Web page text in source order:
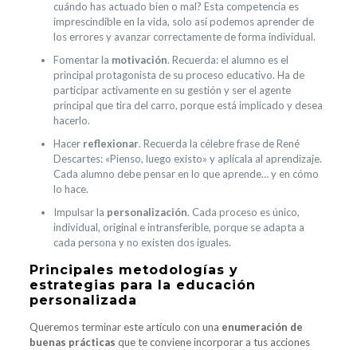
cuándo has actuado bien o mal? Esta competencia es
imprescindible en la vida, solo así podemos aprender de
los errores y avanzar correctamente de forma individual.
Fomentar la motivación. Recuerda: el alumno es el
principal protagonista de su proceso educativo. Ha de
participar activamente en su gestión y ser el agente
principal que tira del carro, porque está implicado y desea
hacerlo.
Hacer reflexionar. Recuerda la célebre frase de René
Descartes: «Pienso, luego existo» y aplícala al aprendizaje.
Cada alumno debe pensar en lo que aprende… y en cómo
lo hace.
Impulsar la personalización. Cada proceso es único,
individual, original e intransferible, porque se adapta a
cada persona y no existen dos iguales.
Principales metodologías y
estrategias para la educación
personalizada
Queremos terminar este artículo con una enumeración de
buenas prácticas que te conviene incorporar a tus acciones